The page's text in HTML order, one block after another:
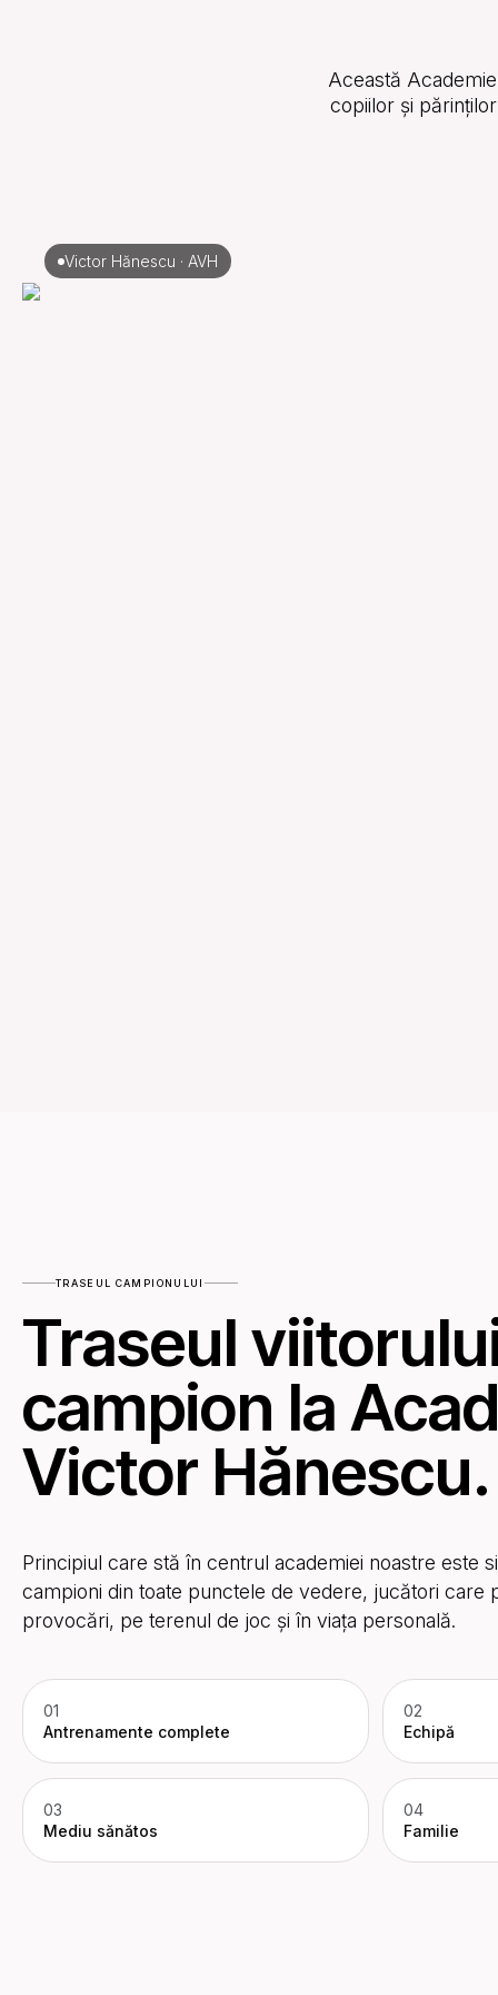
Această
copiilor și
Victor Hănescu · AVH
TRASEUL CAMPIONULUI
Traseul
campion la
Victor Hănescu.
Principiul care stă în centrul academiei noastre este
campioni din toate punctele de vedere, jucători care
provocări, pe terenul de joc și în viața personală.
01
Antrenamente complete
02
Echipă
03
Mediu sănătos
04
Familie